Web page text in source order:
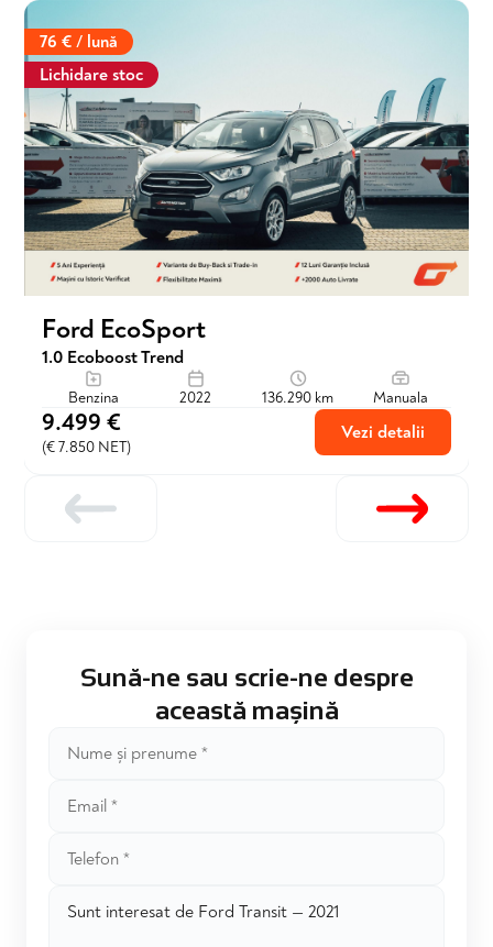
Lichidare stoc
76 € / lună
Ford EcoSport
1.0 Ecoboost Trend
Benzina 2022 136.290 km Manuala
9.499 €
(€ 7.850 NET)
Vezi detalii
Sună-ne sau scrie-ne despre
această mașină